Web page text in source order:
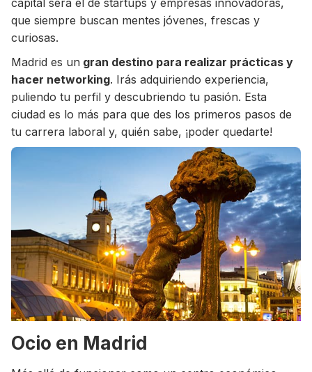
capital será el de startups y empresas innovadoras,
que siempre buscan mentes jóvenes, frescas y
curiosas.
Madrid es un gran destino para realizar prácticas y
hacer networking. Irás adquiriendo experiencia,
puliendo tu perfil y descubriendo tu pasión. Esta
ciudad es lo más para que des los primeros pasos de
tu carrera laboral y, quién sabe, ¡poder quedarte!
Ocio en Madrid